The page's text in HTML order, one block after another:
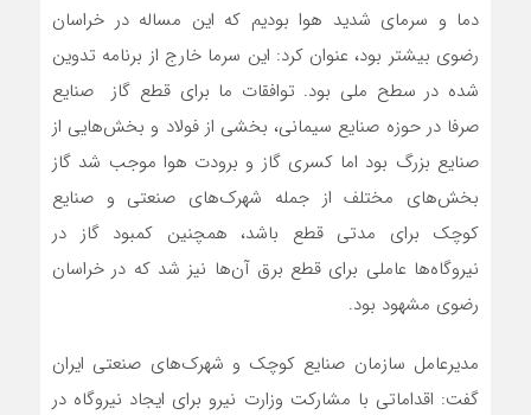
دما و سرمای شدید هوا بودیم که این مساله در خراسان
رضوی بیشتر بود، عنوان کرد: این سرما خارج از برنامه تدوین
شده در سطح ملی بود. توافقات ما برای قطع گاز صنایع
صرفا در حوزه صنایع سیمانی، بخشی از فولاد و بخش‌هایی از
صنایع بزرگ بود اما کسری گاز و برودت هوا موجب شد گاز
بخش‌های مختلف از جمله شهرک‌های صنعتی و صنایع
کوچک برای مدتی قطع باشد، همچنین کمبود گاز در
نیروگاه‌ها عاملی برای قطع برق آن‌ها نیز شد که در خراسان
رضوی مشهود بود.
مدیرعامل سازمان صنایع کوچک و شهرک‌های صنعتی ایران
گفت: اقداماتی با مشارکت وزارت نیرو برای ایجاد نیروگاه در